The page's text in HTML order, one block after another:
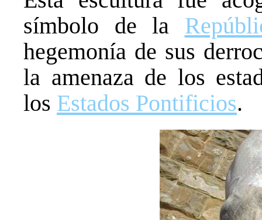
símbolo de la
hegemonía de sus
la amenaza de los
los Estados Pontificios.